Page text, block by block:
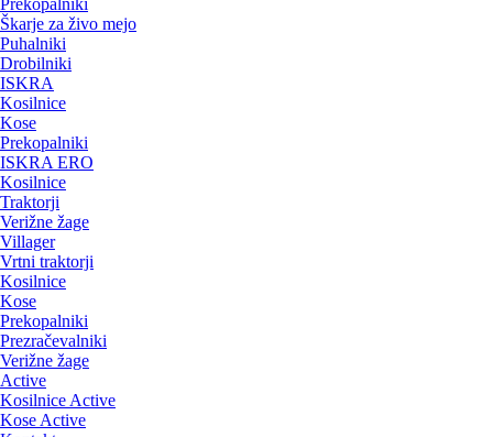
Prekopalniki
Škarje za živo mejo
Puhalniki
Drobilniki
ISKRA
Kosilnice
Kose
Prekopalniki
ISKRA ERO
Kosilnice
Traktorji
Verižne žage
Villager
Vrtni traktorji
Kosilnice
Kose
Prekopalniki
Prezračevalniki
Verižne žage
Active
Kosilnice Active
Kose Active